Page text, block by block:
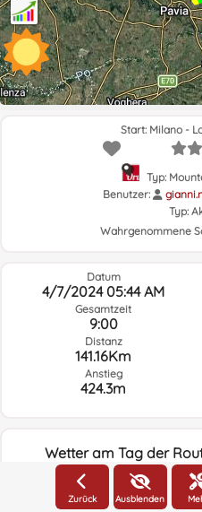
Start: Milano -
Typ:
Benutzer:
Typ:
Wahrgenommene
Datum
4/7/2024 05:44 AM
Gesamtzeit
9:00
Distanz
141.16Km
Anstieg
424.3m
Wetter am Tag der
Zurück Ausblenden